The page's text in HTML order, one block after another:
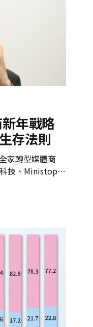
年戰略
存法則
家轉型媒體商
技、Ministop
並深耕供應
競爭走向分眾